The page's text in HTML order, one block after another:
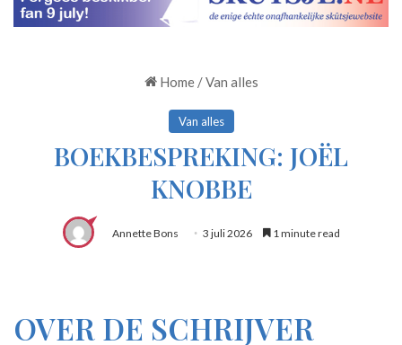
Home /Van alles
Van alles
BOEKBESPREKING: JOËL
KNOBBE
Annette Bons 3 juli 2026 1 minute read
OVER DE SCHRIJVER